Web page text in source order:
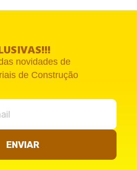
novidades de
de Construção
ENVIAR